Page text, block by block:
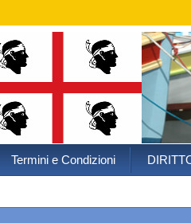
Termini e Condizioni